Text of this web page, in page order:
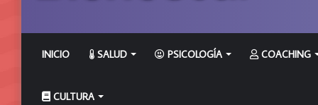
INICIO SALUD PSICOLOGÍA COACHING
CULTURA